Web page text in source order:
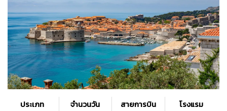
ประเภท จำนวนวัน สายการบิน โรงแรม